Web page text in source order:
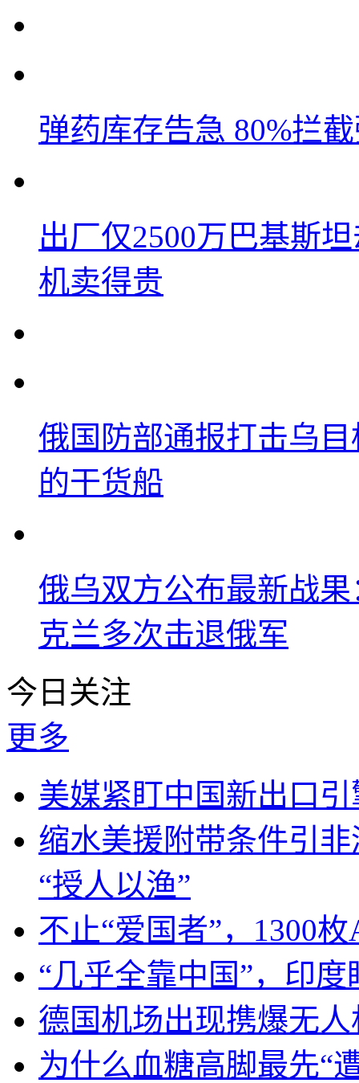
弹药库存告急 80%拦
出厂仅2500万巴基斯
机卖得贵
俄国防部通报打击乌
的干货船
俄乌双方公布最新战
克兰多次击退俄军
今日关注
更多
美媒紧盯中国新出口
缩水美援附带条件引
“授人以渔”
不止“爱国者”，1300
“几乎全靠中国”，印
德国机场出现携爆无
为什么血糖高脚最先“